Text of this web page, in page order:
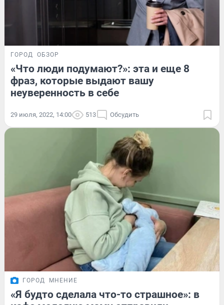
ГОРОД ОБЗОР
«Что люди подумают?»: эта и еще 8
фраз, которые выдают вашу
неуверенность в себе
29 июля, 2022, 14:00 513 Обсудить
ГОРОД МНЕНИЕ
«Я будто сделала что-то страшное»: в